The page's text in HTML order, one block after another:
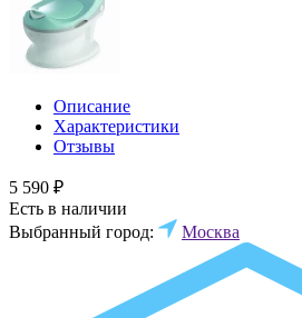
Описание
Характеристики
Отзывы
5 590 ₽
Есть в наличии
Выбранный город:
Москва